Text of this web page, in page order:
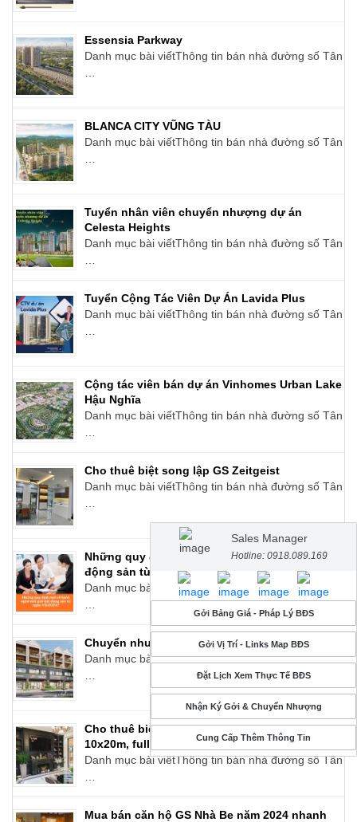
Essensia Parkway
Danh mục bài viếtThông tin bán nhà đường số Tân
BLANCA CITY VŨNG TÀU
Danh mục bài viếtThông tin bán nhà đường số Tân
Tuyển nhân viên chuyển nhượng dự án
Celesta Heights
Danh mục bài viếtThông tin bán nhà đường số Tân
Tuyển Cộng Tác Viên Dự Án Lavida Plus
Danh mục bài viếtThông tin bán nhà đường số Tân
Cộng tác viên bán dự án Vinhomes Urban Lake
Hậu Nghĩa
Danh mục bài viếtThông tin bán nhà đường số Tân
Cho thuê biệt song lập GS Zeitgeist
Danh mục bài viếtThông tin bán nhà đường số Tân
Những quy định mới về hành nghề môi giới bất
động sản từ ngày 1/8/2024?
Danh mục bài viếtThông tin bán nhà đường số Tân
Chuyển nhượng dự án Zeitgeist Nhà Bè
Danh mục bài viếtThông tin bán nhà đường số Tân
Cho thuê biệt thự song lập Zeitgeist Nhà Bè
10x20m, full nội thất cao cấp
Danh mục bài viếtThông tin bán nhà đường số Tân
Mua bán căn hộ GS Nhà Be năm 2024 nhanh
Sales Manager
Hotline: 0918.089.169
Gởi Bảng Giá - Pháp Lý BĐS
Gởi Vị Trí - Links Map BĐS
Đặt Lịch Xem Thực Tế BĐS
Nhận Ký Gởi & Chuyển Nhượng
Cung Cấp Thêm Thông Tin